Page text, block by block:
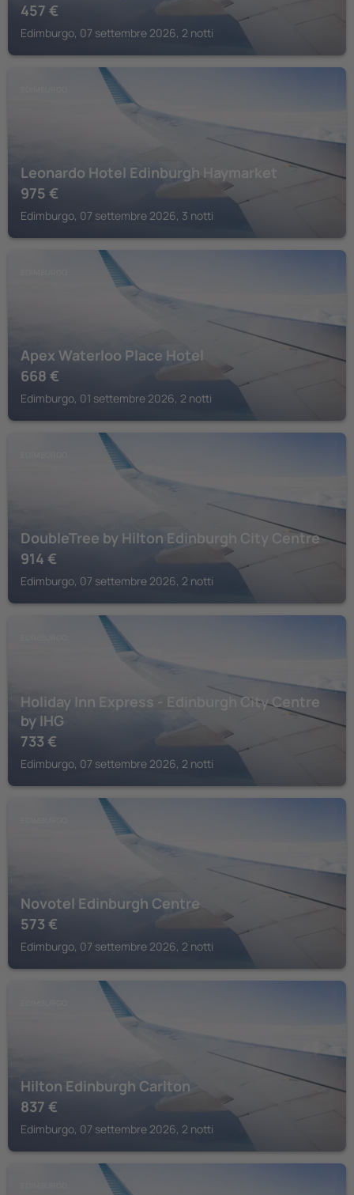
457 €
Edimburgo, 07 settembre 2026, 2 notti
Leonardo Hotel Edinburgh Haymarket
975 €
Edimburgo, 07 settembre 2026, 3 notti
Apex Waterloo Place Hotel
668 €
Edimburgo, 01 settembre 2026, 2 notti
DoubleTree by Hilton Edinburgh City Centre
914 €
Edimburgo, 07 settembre 2026, 2 notti
Holiday Inn Express - Edinburgh City Centre
by IHG
733 €
Edimburgo, 07 settembre 2026, 2 notti
Novotel Edinburgh Centre
573 €
Edimburgo, 07 settembre 2026, 2 notti
Hilton Edinburgh Carlton
837 €
Edimburgo, 07 settembre 2026, 2 notti